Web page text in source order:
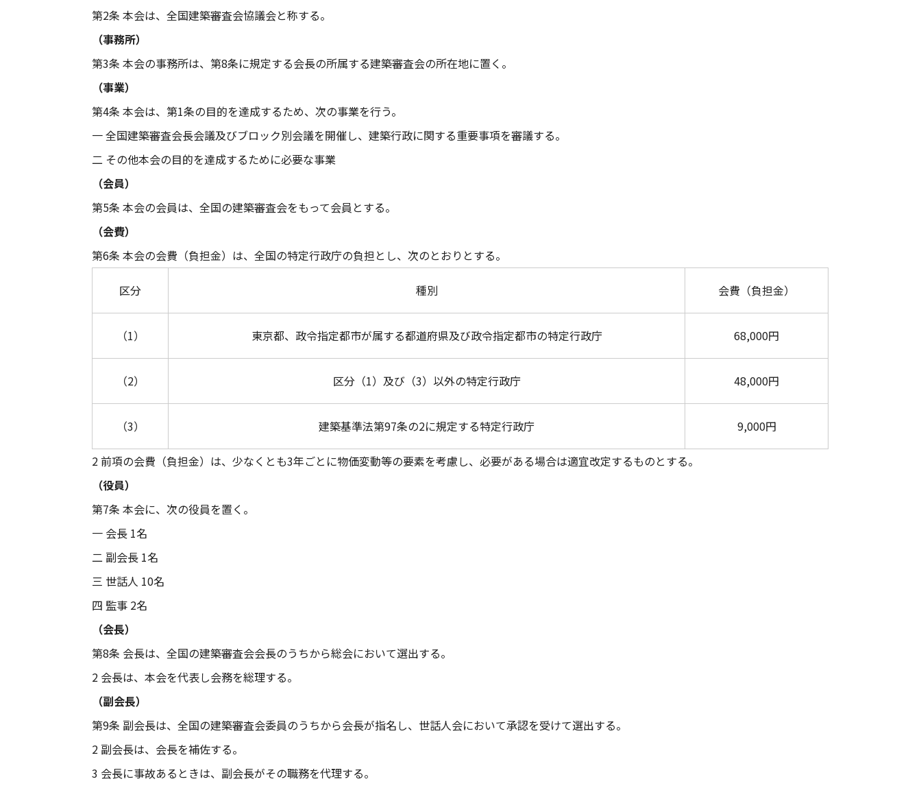
第2条 本会は、全国建築審査会協議会と称する。
（事務所）
第3条 本会の事務所は、第8条に規定する会長の所属する建築審査会の所在地に置く。
（事業）
第4条 本会は、第1条の目的を達成するため、次の事業を行う。
一 全国建築審査会長会議及びブロック別会議を開催し、建築行政に関する重要事項を審議する。
二 その他本会の目的を達成するために必要な事業
（会員）
第5条 本会の会員は、全国の建築審査会をもって会員とする。
（会費）
第6条 本会の会費（負担金）は、全国の特定行政庁の負担とし、次のとおりとする。
区分 種別 会費（負担金）
（1） 東京都、政令指定都市が属する都道府県及び政令指定都市の特定行政庁 68,000円
（2） 区分（1）及び（3）以外の特定行政庁 48,000円
（3） 建築基準法第97条の2に規定する特定行政庁 9,000円
2 前項の会費（負担金）は、少なくとも3年ごとに物価変動等の要素を考慮し、必要がある場合は適宜改定するものとする。
（役員）
第7条 本会に、次の役員を置く。
一 会長 1名
二 副会長 1名
三 世話人 10名
四 監事 2名
（会長）
第8条 会長は、全国の建築審査会会長のうちから総会において選出する。
2 会長は、本会を代表し会務を総理する。
（副会長）
第9条 副会長は、全国の建築審査会委員のうちから会長が指名し、世話人会において承認を受けて選出する。
2 副会長は、会長を補佐する。
3 会長に事故あるときは、副会長がその職務を代理する。